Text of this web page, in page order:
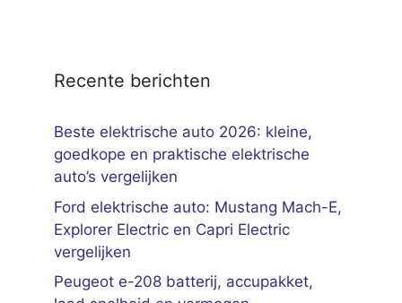
Recente berichten
Beste elektrische auto 2026: kleine,
goedkope en praktische elektrische
auto’s vergelijken
Ford elektrische auto: Mustang Mach-E,
Explorer Electric en Capri Electric
vergelijken
Peugeot e-208 batterij, accupakket,